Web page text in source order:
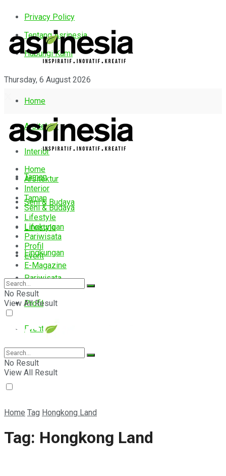
Privacy Policy
Tentang Asrinesia
Hubungi Kami
Thursday, 6 August 2026
Home
Arsitektur
Interior
Taman
Seni & Budaya
Lifestyle
Lingkungan
Pariwisata
Profil
Event
E-Magazine
Home
Arsitektur
Interior
Taman
Seni & Budaya
Lifestyle
Lingkungan
Pariwisata
Profil
Event
E-Magazine
No Result
View All Result
No Result
View All Result
Home Tag Hongkong Land
Tag: Hongkong Land